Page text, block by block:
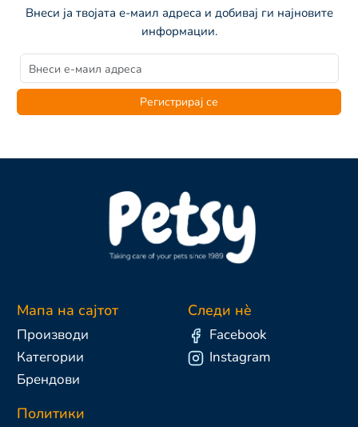
Внеси ја твојата е-маил адреса и добивај ги најновите
информации.
Регистрирај се
Мапа на сајтот
Производи
Категории
Брендови
Политики
Следи нè
Facebook
Instagram